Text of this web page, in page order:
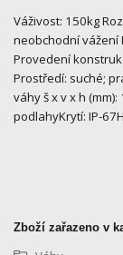
Váživost: 150kg
neobchodní vážení
Provedení
Prostředí: suché;
váhy š x v x h
podlahyKrytí: IP-
Zboží zařazeno v